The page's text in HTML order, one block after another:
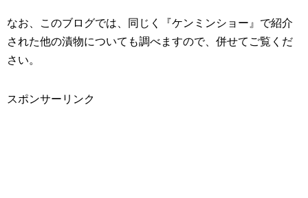
なお、このブログでは、同じく『ケンミンショー』で紹介
された他の漬物についても調べますので、併せてご覧くだ
さい。
スポンサーリンク